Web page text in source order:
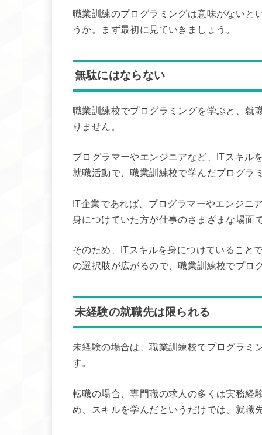
職業訓練のプログラミングは意味がないと
うか。まず最初に見ていきましょう。
無駄にはならない
職業訓練校でプログラミングを学ぶと、就
りません。
プログラマーやエンジニアなど、ITスキル
就職活動で、職業訓練校で学んだプログラ
IT企業であれば、プログラマーやエンジニ
身につけていた方が仕事のさまざまな場面
そのため、ITスキルを身につけていること
の選択肢が広がるので、職業訓練校でプロ
未経験の就職先は限られる
未経験の場合は、職業訓練校でプログラミ
す。
転職の場合、専門職の求人の多くは実務経
め、スキルを学んだというだけでは、就職